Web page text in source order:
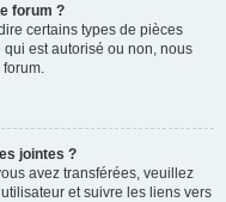
forum ?
certains types de pièces
qui est autorisé ou non, nous
jointes ?
avez transférées, veuillez
et suivre les liens vers